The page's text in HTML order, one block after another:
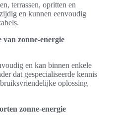
terrassen, opritten en
en kunnen eenvoudig
zonne-energie
en kan binnen enkele
dat gespecialiseerde kennis
oplossing
zonne-energie